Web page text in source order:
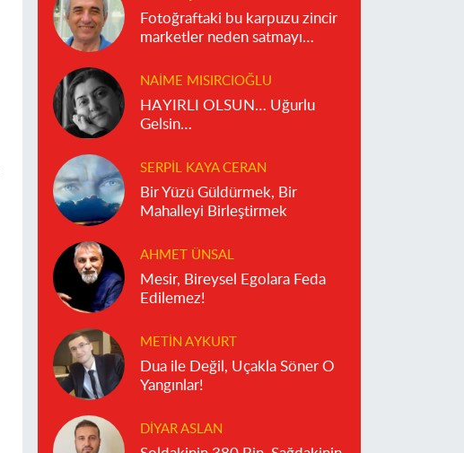
Fotoğraftaki bu karpuzu zincir
marketler neden satmayı
NAIME MISIRCIOĞLU
HAYIRLI OLSUN… Uğurlu
Gelsin…
SERPIL KAYA CERAN
Bir Yüzü Güldürmek, Bir
Mahalleyi Birleştirmek
AHMET ÜNSAL
Mesir, Bireysel Egolara Feda
Edilemez!
METIN AYKURT
Dua ile Değil, Uçakla Söner O
Yangınlar!
DIYAR ASLAN